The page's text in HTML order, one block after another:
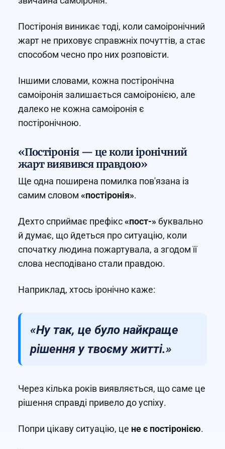
Постіронія виникає тоді, коли самоіронічний
жарт не приховує справжніх почуттів, а стає
способом чесно про них розповісти.
Іншими словами, кожна постіронічна
самоіронія залишається самоіронією, але
далеко не кожна самоіронія є
постіронічною.
«Постіронія — це коли іронічний
жарт виявився правдою»
Ще одна поширена помилка пов'язана із
самим словом «постіронія».
Дехто сприймає префікс«пост-»буквально
й думає, що йдеться про ситуацію, коли
спочатку людина пожартувала, а згодом її
слова несподівано стали правдою.
Наприклад, хтось іронічно каже:
«Ну так, це було найкраще
рішення у твоєму житті.»
Через кілька років виявляється, що саме це
рішення справді привело до успіху.
Попри цікаву ситуацію, це не є постіронією.